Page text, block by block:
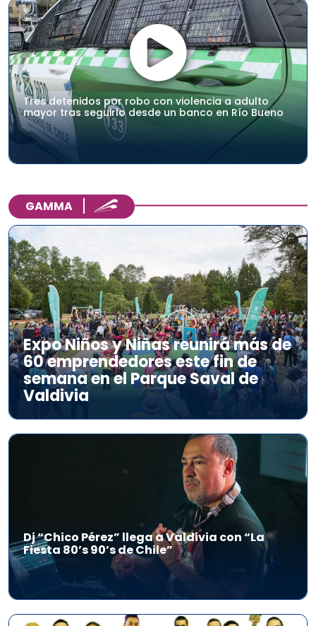
Tres detenidos por robo con violencia a adulto
mayor tras seguirlo desde un banco en Río Bueno
GAMMA
Expo Niños y Niñas reunirá más de
60 emprendedores este fin de
semana en el Parque Saval de
Valdivia
Dj “Chico Pérez” llega a Valdivia con “La
Fiesta 80’s 90’s de Chile”